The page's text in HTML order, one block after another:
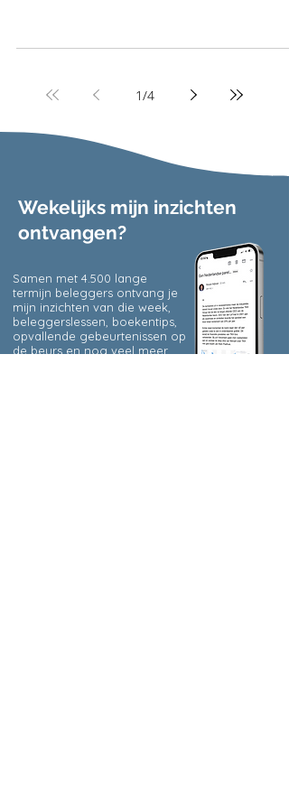
1/4
Wekelijks mijn inzichten
ontvangen?
Samen met 4.500 lange
termijn beleggers ontvang je
mijn inzichten van die week,
beleggerslessen, boekentips,
opvallende gebeurtenissen op
de beurs en nog veel meer.